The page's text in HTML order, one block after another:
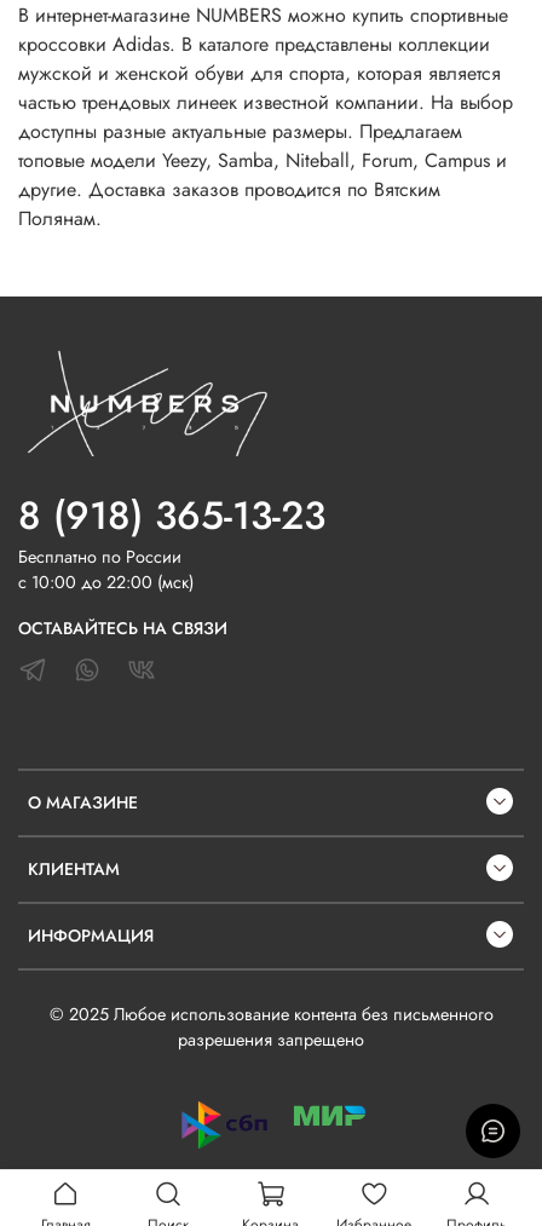
В интернет-магазине NUMBERS можно купить спортивные
кроссовки Adidas. В каталоге представлены коллекции
мужской и женской обуви для спорта, которая является
частью трендовых линеек известной компании. На выбор
доступны разные актуальные размеры. Предлагаем
топовые модели Yeezy, Samba, Niteball, Forum, Campus и
другие. Доставка заказов проводится по Вятским
Полянам.
О МАГАЗИНЕ
КЛИЕНТАМ
ИНФОРМАЦИЯ
8 (918) 365-13-23
Бесплатно по России
с 10:00 до 22:00 (мск)
ОСТАВАЙТЕСЬ НА СВЯЗИ
© 2025 Любое использование контента без письменного
разрешения запрещено